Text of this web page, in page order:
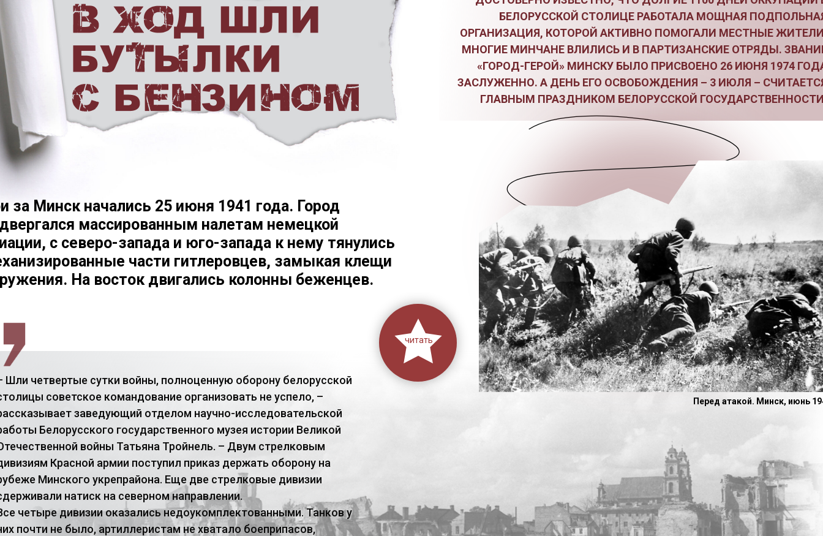
БЕЛОРУССКОЙ СТОЛИЦЕ РАБОТАЛА МОЩНАЯ
ОРГАНИЗАЦИЯ, КОТОРОЙ АКТИВНО ПОМОГАЛИ МЕСТНЫЕ
МНОГИЕ МИНЧАНЕ ВЛИЛИСЬ И В ПАРТИЗАНСКИЕ ОТРЯДЫ.
«ГОРОД-ГЕРОЙ» МИНСКУ БЫЛО ПРИСВОЕНО 26 ИЮНЯ 1974
ЗАСЛУЖЕННО. А ДЕНЬ ЕГО ОСВОБОЖДЕНИЯ – 3 ИЮЛЯ –
ГЛАВНЫМ ПРАЗДНИКОМ БЕЛОРУССКОЙ
Перед атакой. Минск, июнь
за Минск начались 25 июня 1941 года. Город
массированным налетам немецкой
с северо-запада и юго-запада к нему тянулись
части гитлеровцев, замыкая клещи
На восток двигались колонны беженцев.
Шли четвертые сутки войны, полноценную оборону белорусской
советское командование организовать не успело, –
заведующий отделом научно-исследовательской
Белорусского государственного музея истории Великой
войны Татьяна Тройнель. – Двум стрелковым
Красной армии поступил приказ держать оборону на
Минского укрепрайона. Еще две стрелковые дивизии
натиск на северном направлении.
четыре дивизии оказались недоукомплектованными. Танков у
почти не было, артиллеристам не хватало боеприпасов,
читать